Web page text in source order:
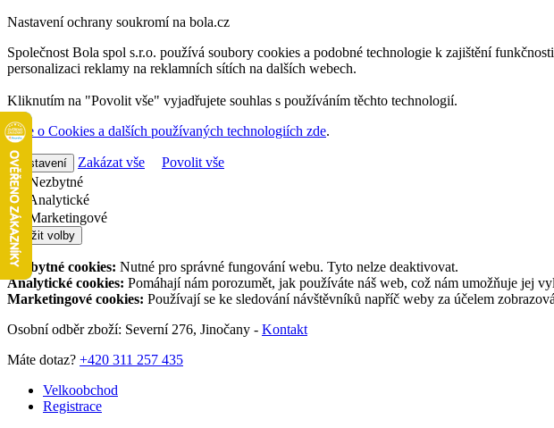
Nastavení ochrany soukromí na bola.cz
Společnost Bola spol s.r.o. používá soubory cookies a podobné technologie k zajištění
personalizaci reklamy na reklamních sítích na dalších webech.
Kliknutím na "Povolit vše" vyjadřujete souhlas s používáním těchto technologií.
Více o Cookies a dalších používaných technologiích zde.
Nastavení Zakázat vše
Povolit vše
Nezbytné
Analytické
Marketingové
Uložit volby
Nezbytné cookies: Nutné pro správné fungování webu. Tyto nelze deaktivovat.
Analytické cookies: Pomáhají nám porozumět, jak používáte náš web, což nám umožňuje jej
Marketingové cookies: Používají se ke sledování návštěvníků napříč weby za účelem
Osobní odběr zboží: Severní 276, Jinočany - Kontakt
Máte dotaz? +420 311 257 435
Velkoobchod
Registrace